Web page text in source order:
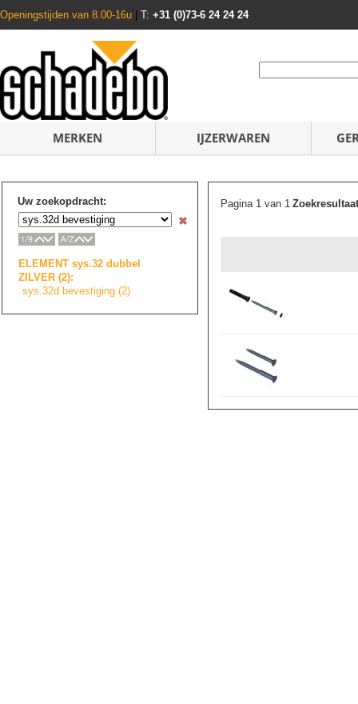
Openingstijden van 8.00-16u T: +31 (0)73-6 24 24 24
MERKEN IJZERWAREN
Uw zoekopdracht:
ELEMENT sys.32 dubbel
ZILVER (2):
sys.32d bevestiging (2)
Pagina 1 van 1Zoekresultaat